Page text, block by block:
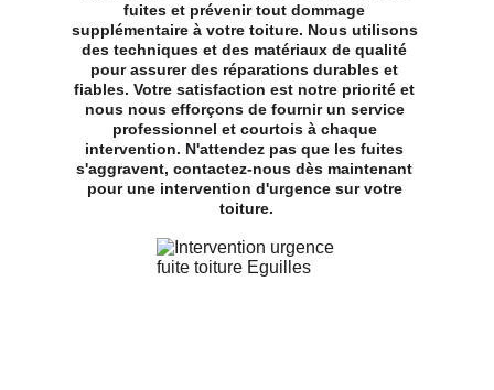
fuites et prévenir tout dommage
supplémentaire à votre toiture. Nous utilisons
des techniques et des matériaux de qualité
pour assurer des réparations durables et
fiables. Votre satisfaction est notre priorité et
nous nous efforçons de fournir un service
professionnel et courtois à chaque
intervention. N'attendez pas que les fuites
s'aggravent, contactez-nous dès maintenant
pour une intervention d'urgence sur votre
toiture.